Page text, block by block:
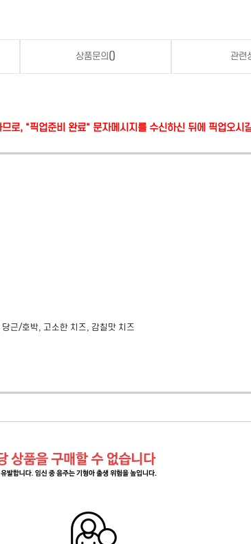
상품문의 () 관련
로, "픽업준비 완료" 문자메시지를 수신하신 뒤에 픽업오시
근/호박, 고소한 치즈, 감칠맛 치즈